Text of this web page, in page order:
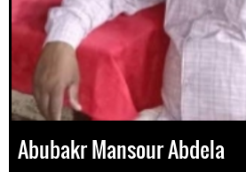
Abubakr Mansour Abdela